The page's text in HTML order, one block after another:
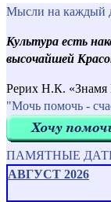
Мысли на каждый
Культура есть
высочайшей
Рерих Н.К. «Знамя
"Мочь помочь -
ПАМЯТНЫЕ
АВГУСТ 2026